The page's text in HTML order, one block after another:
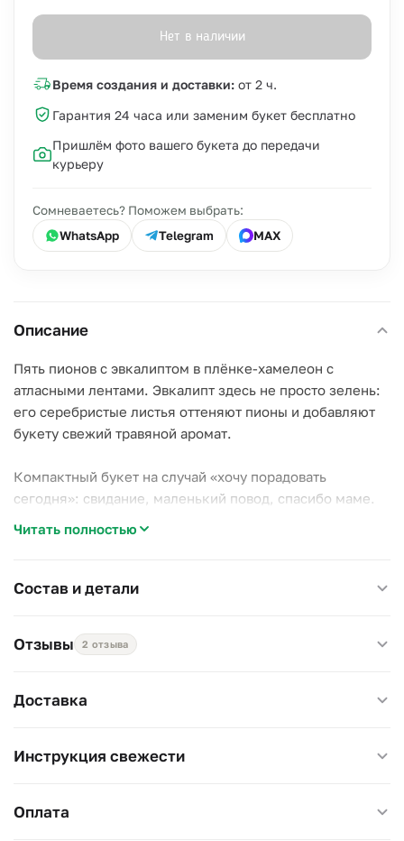
Нет в наличии
Время создания и доставки: от 2 ч.
Гарантия 24 часа или заменим букет бесплатно
Пришлём фото вашего букета до передачи
курьеру
Сомневаетесь? Поможем выбрать:
WhatsApp
Telegram MAX
Описание
Пять пионов с эвкалиптом в плёнке-хамелеон с
атласными лентами. Эвкалипт здесь не просто зелень:
его серебристые листья оттеняют пионы и добавляют
букету свежий травяной аромат.
Компактный букет на случай «хочу порадовать
сегодня»: свидание, маленький повод, спасибо маме.
Бутоны раскроются дома за день-два и станут пышными
Читать полностью
Состав и детали
Отзывы 2 отзыва
Доставка
Инструкция свежести
Оплата